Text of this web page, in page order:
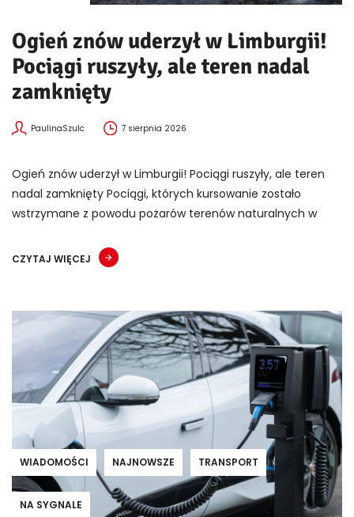
Ogień znów uderzył w Limburgii!
Pociągi ruszyły, ale teren nadal
zamknięty
PaulinaSzulc 7 sierpnia 2026
Ogień znów uderzył w Limburgii! Pociągi ruszyły, ale teren
nadal zamknięty Pociągi, których kursowanie zostało
wstrzymane z powodu pożarów terenów naturalnych w
CZYTAJ WIĘCEJ
WIADOMOŚCI NAJNOWSZE TRANSPORT
NA SYGNALE